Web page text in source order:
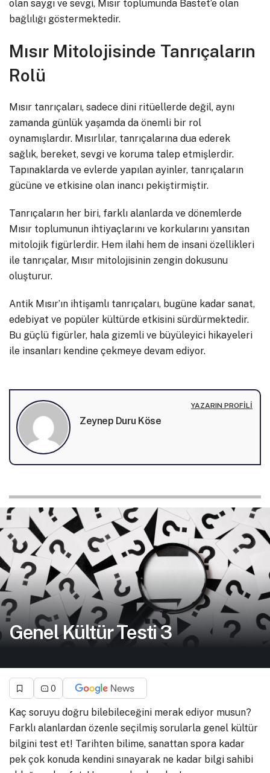
olan saygı ve sevgi, Mısır toplumunda Bastet’e olan
bağlılığı göstermektedir.
Mısır Mitolojisinde Tanrıçaların
Rolü
Mısır tanrıçaları, sadece dini ritüellerde değil, aynı
zamanda günlük yaşamda da önemli bir rol
oynamışlardır. Mısırlılar, tanrıçalarına dua ederek
sağlık, bereket, sevgi ve koruma talep etmişlerdir.
Tapınaklarda ve evlerde yapılan ayinler, tanrıçaların
gücüne ve etkisine olan inancı pekiştirmiştir.
Tanrıçaların her biri, farklı alanlarda ve dönemlerde
Mısır toplumunun ihtiyaçlarını ve korkularını yansıtan
mitolojik figürlerdir. Hem ilahi hem de insani özellikleri
ile tanrıçalar, Mısır mitolojisinin zengin dokusunu
oluşturur.
Antik Mısır’ın ihtişamlı tanrıçaları, bugüne kadar sanat,
edebiyat ve popüler kültürde etkisini sürdürmektedir.
Bu güçlü figürler, hala gizemli ve büyüleyici hikayeleri
ile insanları kendine çekmeye devam ediyor.
Zeynep Duru Köse
YAZARIN PROFILI
Genel Kültür Testi 3
0
Kaç soruyu doğru bilebileceğini merak ediyor musun?
Farklı alanlardan özenle seçilmiş sorularla genel kültür
bilgini test et! Tarihten bilime, sanattan spora kadar
pek çok konuda kendini sınayarak ne kadar bilgi sahibi